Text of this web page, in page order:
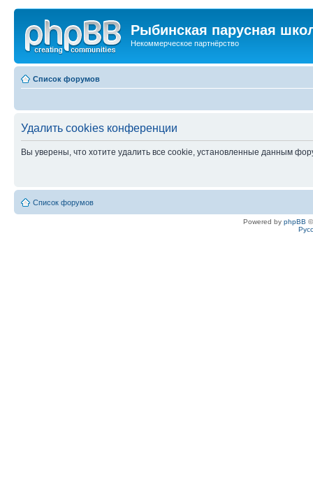
Рыбинская парусная
Некоммерческое партнёрство
Список форумов
Удалить cookies конференции
Вы уверены, что хотите удалить все cookie, установленные данным
Список форумов
Powered by phpBB